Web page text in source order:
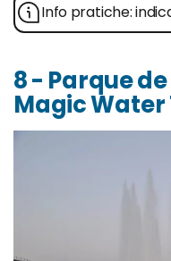
Info pratiche:
8 - Parque
Magic Water